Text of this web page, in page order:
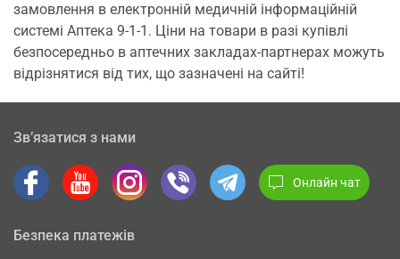
замовлення в електронній медичній інформаційній
системі Аптека 9-1-1. Ціни на товари в разі купівлі
безпосередньо в аптечних закладах-партнерах можуть
відрізнятися від тих, що зазначені на сайті!
Зв’язатися з нами
Онлайн чат
Безпека платежів